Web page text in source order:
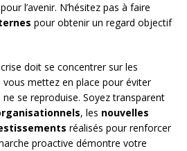
l’avenir. N’hésitez pas à faire
pour obtenir un regard objectif
doit se concentrer sur les
vous mettez en place pour éviter
ne se reproduise. Soyez transparent
, les nouvelles
réalisés pour renforcer
proactive démontre votre